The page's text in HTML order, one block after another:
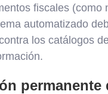
fiscales (como
automatizado
los catálogos
permanente